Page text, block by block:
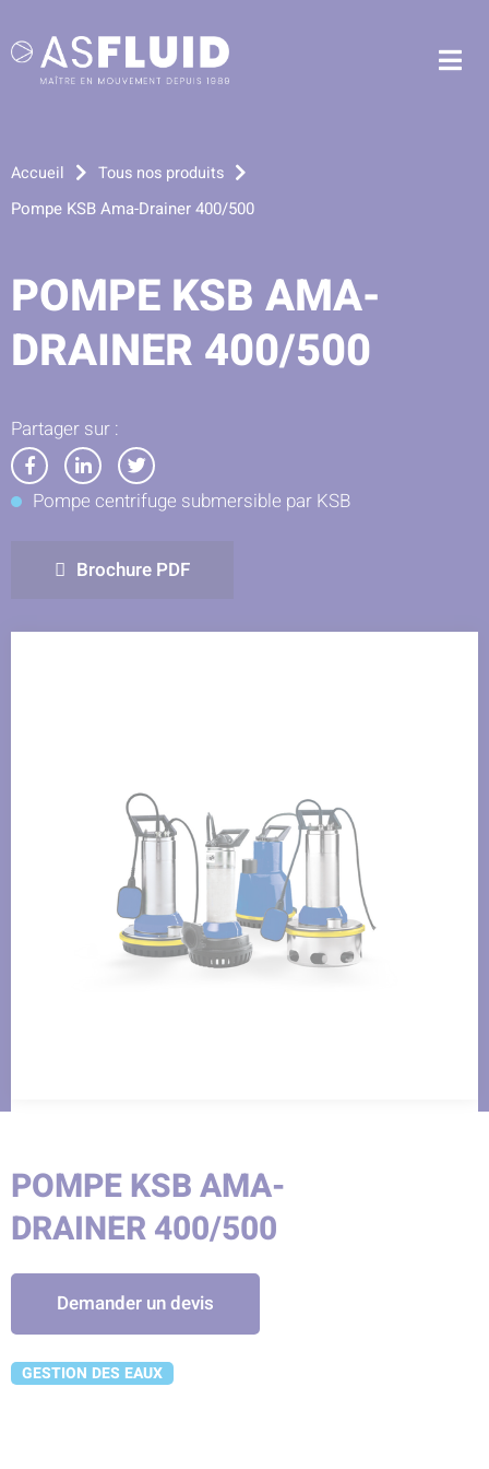
Aller à la recherche
Accueil Tous nos produits
Pompe KSB Ama-Drainer 400/500
POMPE KSB AMA-
DRAINER 400/500
Partager sur :
Partager
sur
Partager
sur
Partager
sur
Pompe centrifuge submersible par KSB
Brochure PDF
POMPE KSB AMA-
DRAINER 400/500
Demander un devis
GESTION DES EAUX